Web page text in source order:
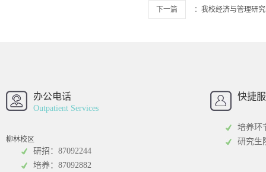
下一篇 ： 我校经济与管理研
招办
工商管理学院
办公电话
Outpatient Services
柳林校区
研招：87092244
培养：87092882
快捷
培养环
研究生